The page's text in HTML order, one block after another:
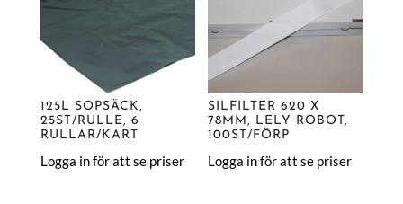
125L SOPSÄCK,
25ST/RULLE, 6
RULLAR/KART
Logga in för att se priser
SILFILTER 620 X
78MM, LELY ROBOT,
100ST/FÖRP
Logga in för att se priser